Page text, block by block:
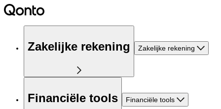
Zakelijke rekening Zakelijke rekening
Financiële tools Financiële tools